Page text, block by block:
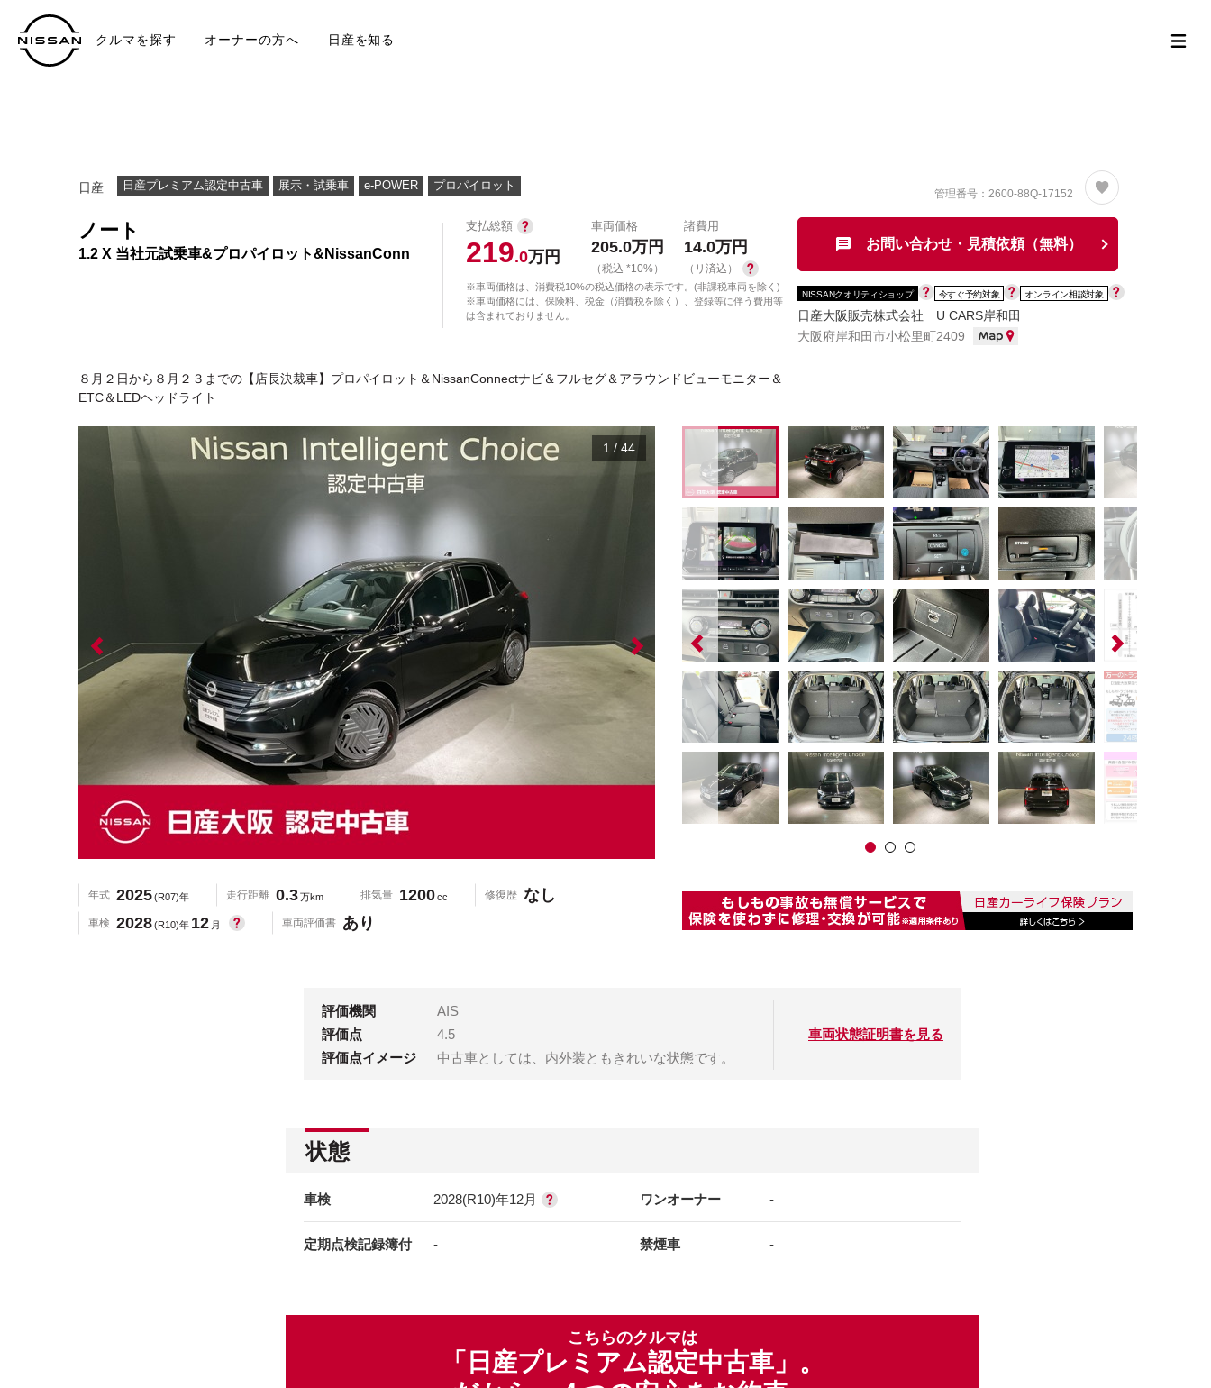
クルマを探す オーナーの方へ 日産を知る
日産 日産プレミアム認定中古車 展示・試乗車 e-POWER プロパイロット
ノート
1.2 X 当社元試乗車&プロパイロット&NissanConn
支払総額
219.0万円
車両価格
205.0万円
（税込 *10%）
諸費用
14.0万円
（リ済込）
※車両価格は、消費税10%の税込価格の表示です。(非課税車両を除く)
※車両価格には、保険料、税金（消費税を除く）、登録等に伴う費用等
は含まれておりません。
８月２日から８月２３までの【店長決裁車】プロパイロット＆NissanConnectナビ＆フルセグ＆アラウンドビューモニター＆
ETC＆LEDヘッドライト
管理番号：2600-88Q-17152
お問い合わせ・見積依頼（無料）
NISSANクオリティショップ 今すぐ予約対象 オンライン相談対象
日産大阪販売株式会社 U CARS岸和田
大阪府岸和田市小松里町2409
1 / 44
年式 2025(R07)年 走行距離 0.3万km 排気量 1200cc 修復歴 なし
車検 2028(R10)年 12 月 車両評価書 あり
評価機関
AIS
評価点
4.5
評価点イメージ
中古車としては、内外装ともきれいな状態です。
車両状態証明書を見る
状態
車検 2028(R10)年12月 ワンオーナー -
定期点検記録簿付 - 禁煙車 -
こちらのクルマは
「日産プレミアム認定中古車」。